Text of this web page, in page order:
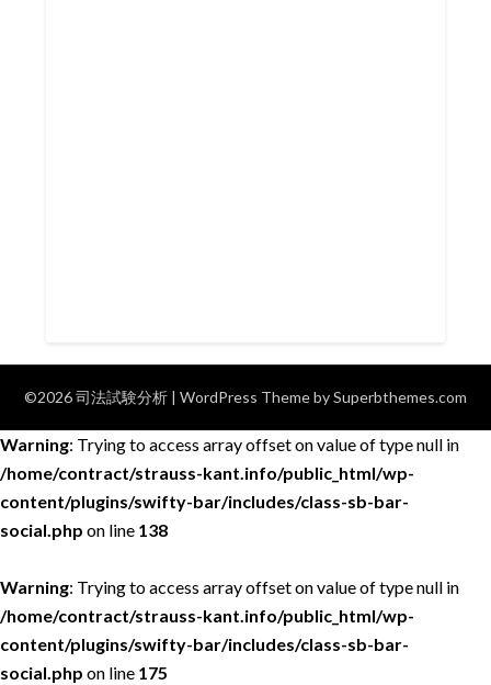
©2026 司法試験分析 | WordPress Theme bySuperbthemes.com
Warning: Trying to access array offset on value of type null in
/home/contract/strauss-kant.info/public_html/wp-
content/plugins/swifty-bar/includes/class-sb-bar-
social.php on line 138
Warning: Trying to access array offset on value of type null in
/home/contract/strauss-kant.info/public_html/wp-
content/plugins/swifty-bar/includes/class-sb-bar-
social.php on line 175